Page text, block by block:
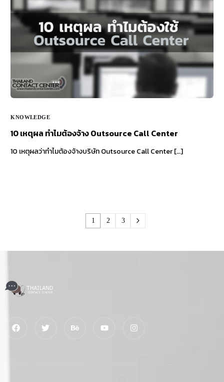
KNOWLEDGE
10 เหตุผล ทำไมต้องจ้าง Outsource Call Center
10 เหตุผลว่าทำไมต้องจ้างบริษัท Outsource Call Center […]
1 2 3